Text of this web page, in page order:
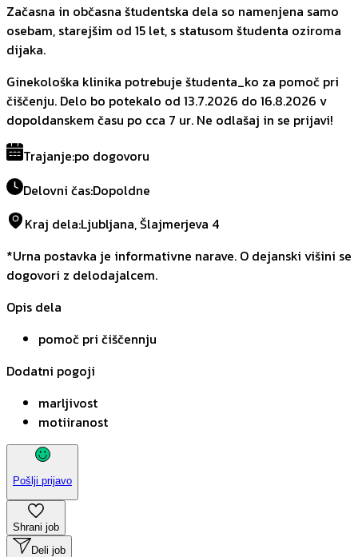
Začasna in občasna študentska dela so namenjena samo
osebam, starejšim od 15 let, s statusom študenta oziroma
dijaka.
Ginekološka klinika potrebuje študenta_ko za pomoč pri
čiščenju. Delo bo potekalo od 13.7.2026 do 16.8.2026 v
dopoldanskem času po cca 7 ur. Ne odlašaj in se prijavi!
Trajanje:po dogovoru
Delovni čas:Dopoldne
Kraj dela:Ljubljana, Šlajmerjeva 4
*Urna postavka je informativne narave. O dejanski višini se
dogovori z delodajalcem.
Opis dela
pomoč pri čiščennju
Dodatni pogoji
marljivost
motiiranost
Pošlji prijavo
Shrani job
Deli job